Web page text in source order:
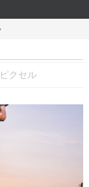
ピクセル